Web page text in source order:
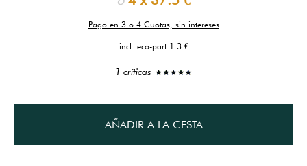
Pago en 3 o 4 Cuotas, sin intereses
incl. eco-part 1.3 €
1 críticas
AÑADIR A LA CESTA